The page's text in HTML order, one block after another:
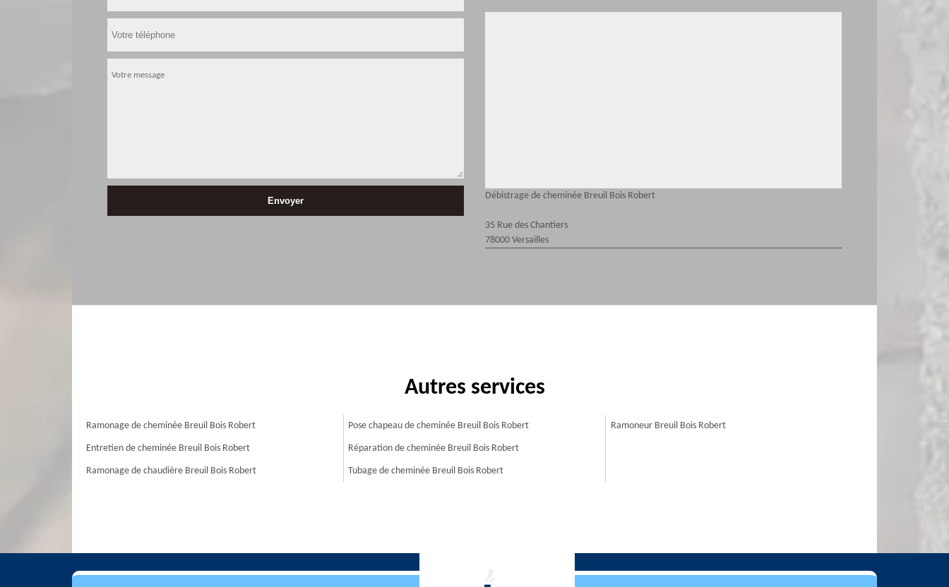
Débistrage de cheminée Breuil Bois Robert
35 Rue des Chantiers
78000 Versailles
Autres services
Ramonage de cheminée Breuil Bois Robert
Entretien de cheminée Breuil Bois Robert
Ramonage de chaudière Breuil Bois Robert
Pose chapeau de cheminée Breuil Bois Robert
Réparation de cheminée Breuil Bois Robert
Tubage de cheminée Breuil Bois Robert
Ramoneur Breuil Bois Robert